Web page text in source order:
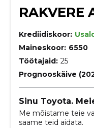
RAKVERE
Krediidiskoor:
Maineskoor: 6550
Töötajaid: 25
Prognooskäive
Sinu Toyota.
Me mõistame teie
saame teid aidata.